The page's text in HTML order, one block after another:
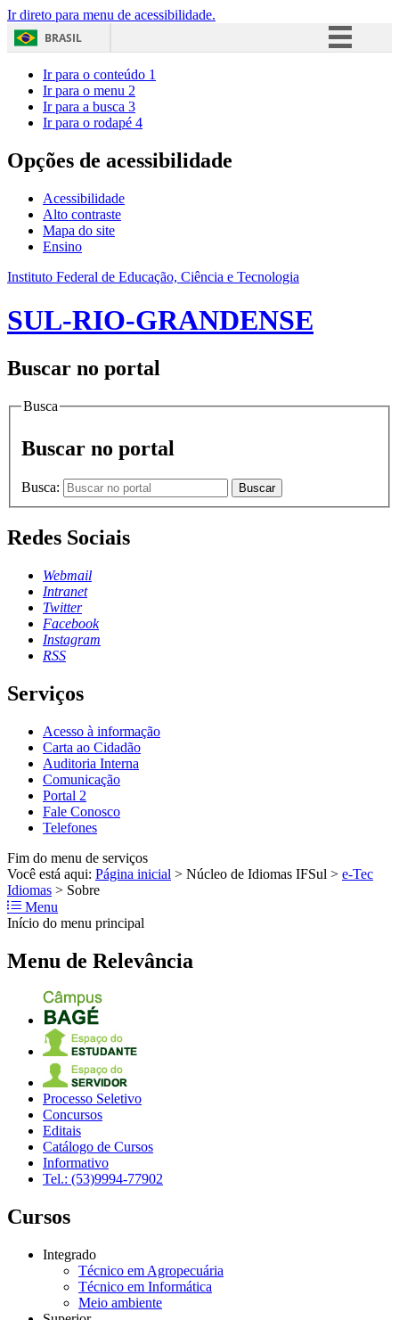
Ir direto para menu de acessibilidade.
BRASIL
Acesso à informação
Ir para o conteúdo 1
Ir para o menu 2
Ir para a busca 3
Ir para o rodapé 4
Opções de acessibilidade
Acessibilidade
Alto contraste
Mapa do site
Ensino
Instituto Federal de Educação, Ciência e Tecnologia
SUL-RIO-GRANDENSE
Buscar no portal
Busca
Buscar no portal
Busca: Buscar
Redes Sociais
Webmail
Intranet
Twitter
Facebook
Instagram
RSS
Serviços
Acesso à informação
Carta ao Cidadão
Auditoria Interna
Comunicação
Portal 2
Fale Conosco
Telefones
Fim do menu de serviços
Você está aqui: Página inicial > Núcleo de Idiomas IFSul > e-Tec
Idiomas > Sobre
Menu
Início do menu principal
Menu de Relevância
Processo Seletivo
Concursos
Editais
Catálogo de Cursos
Informativo
Tel.: (53)9994-77902
Cursos
Integrado
Técnico em Agropecuária
Técnico em Informática
Meio ambiente